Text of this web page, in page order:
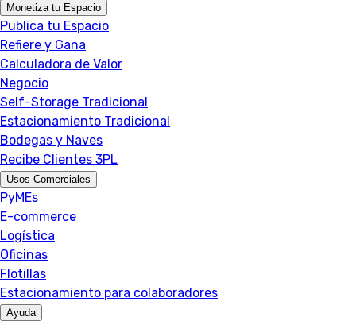
Monetiza tu Espacio
Publica tu Espacio
Refiere y Gana
Calculadora de Valor
Negocio
Self-Storage Tradicional
Estacionamiento Tradicional
Bodegas y Naves
Recibe Clientes 3PL
Usos Comerciales
PyMEs
E-commerce
Logística
Oficinas
Flotillas
Estacionamiento para colaboradores
Ayuda